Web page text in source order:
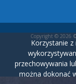
Copyright © 2026
Korzystanie
przechowywania
można dokonać